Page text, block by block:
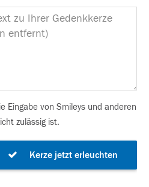
Eingabe von Smileys und anderen
zulässig ist.
Kerze jetzt erleuchten